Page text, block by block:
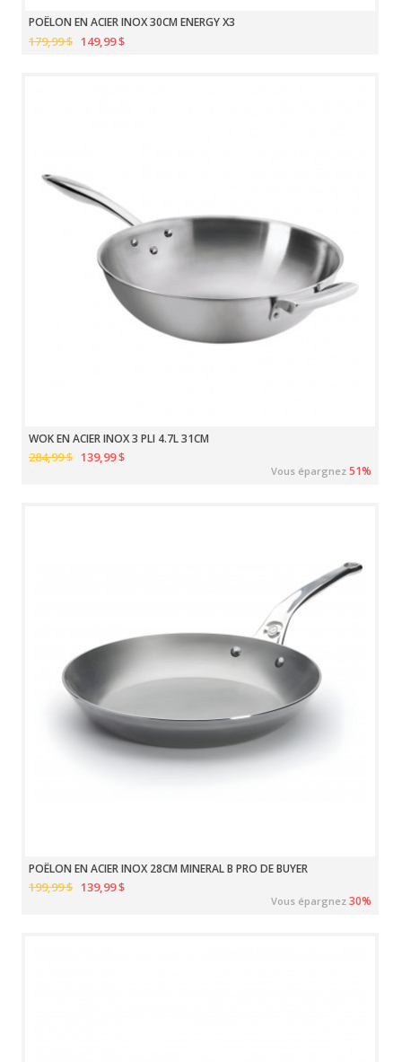
POÊLON EN ACIER INOX 30CM ENERGY X3
179,99 $ 149,99 $
WOK EN ACIER INOX 3 PLI 4.7L 31CM
284,99 $ 139,99 $
Vous épargnez51%
POÊLON EN ACIER INOX 28CM MINERAL B PRO DE BUYER
199,99 $ 139,99 $
Vous épargnez30%